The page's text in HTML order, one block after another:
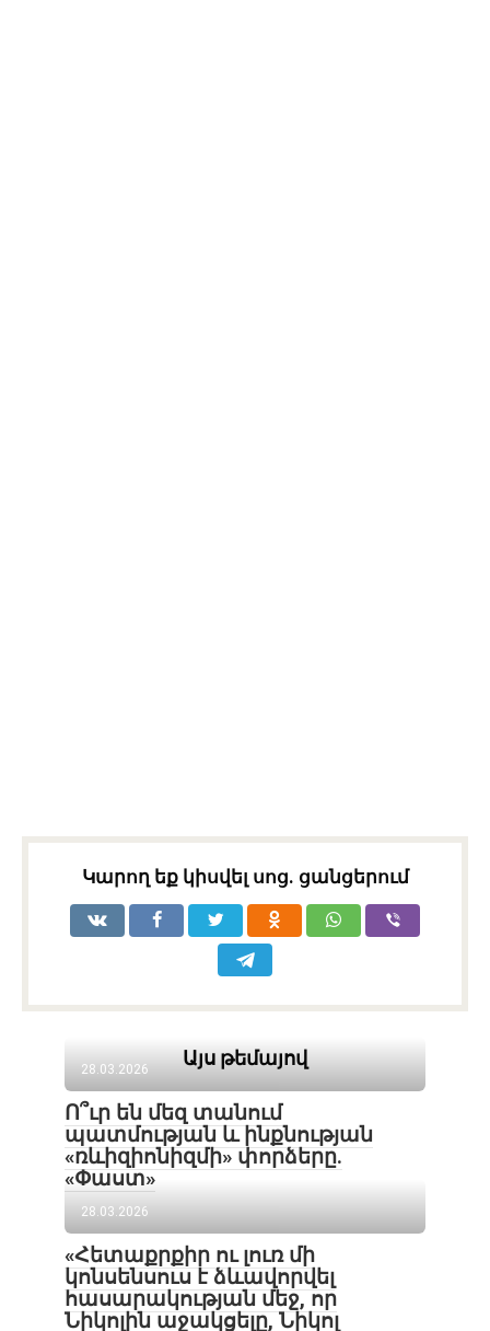
Կարող եք կիսվել սոց․ ցանցերում
Այս թեմայով
28.03.2026
Ո՞ւր են մեզ տանում
պատմության և ինքնության
«ռևիզիոնիզմի» փորձերը.
«Փաստ»
28.03.2026
«Հետաքրքիր ու լուռ մի
կոնսենսուս է ձևավորվել
հասարակության մեջ, որ
Նիկոլին աջակցելը, Նիկոլ